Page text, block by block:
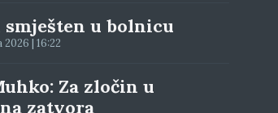
u bolnicu
| 16:22
Za zločin u
zatvora